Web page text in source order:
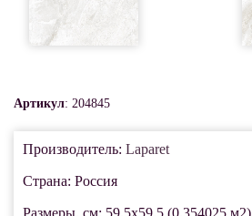
Артикул: 204845
Производитель: Laparet
Страна: Россия
Размеры, см: 59.5x59.5 (0.354025 м2)